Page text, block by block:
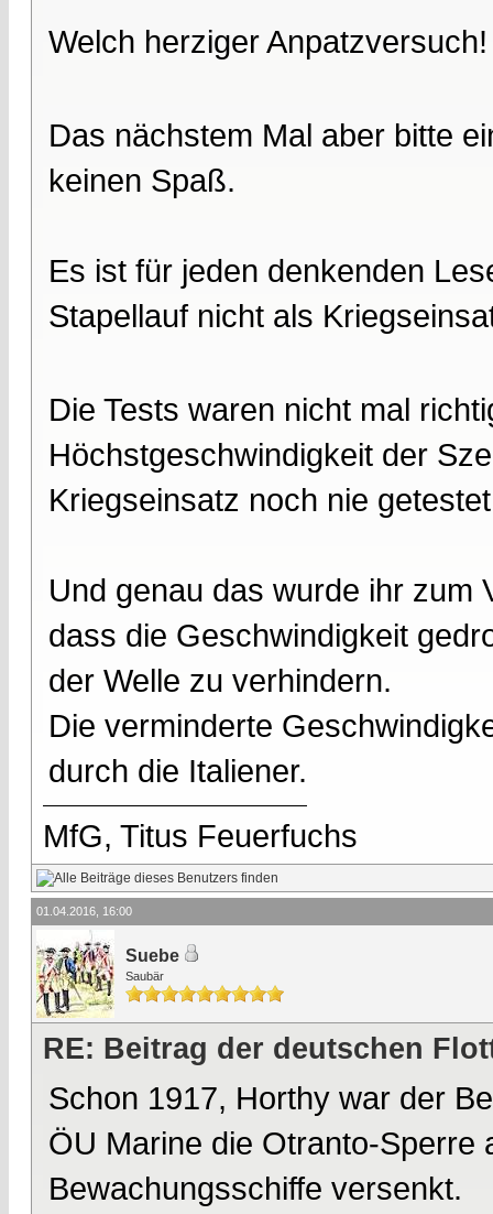
Welch herziger
Das nächstem Mal aber bitte
keinen Spaß.
Es ist für jeden denkenden
Stapellauf nicht als
Die Tests waren nicht mal
Höchstgeschwindigkeit der
Kriegseinsatz noch nie
Und genau das wurde ihr zum
dass die Geschwindigkeit
der Welle zu verhindern.
Die verminderte
durch die Italiener.
MfG, Titus Feuerfuchs
01.04.2016, 16:00
Suebe
Saubär
RE: Beitrag der deutschen
Schon 1917, Horthy war der
ÖU Marine die Otranto-Sperre
Bewachungsschiffe versenkt.